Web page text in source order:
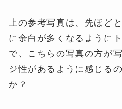
上の参考写真は、先ほど
に余白が多くなるように
で、こちらの写真の方が
ジ性があるように感じる
か？